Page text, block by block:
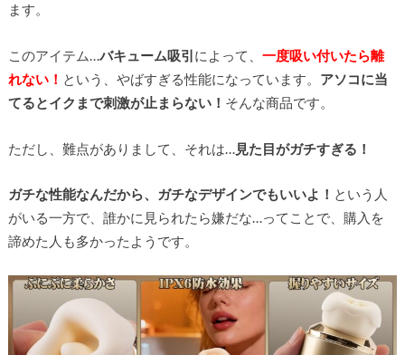
ます。
このアイテム…バキューム吸引によって、 一度吸い付いたら離
れない！ という、やばすぎる性能になっています。 アソコに当
てるとイクまで刺激が止まらない！ そんな商品です。
ただし、難点がありまして、それは… 見た目がガチすぎる！
ガチな性能なんだから、ガチなデザインでもいいよ！ という人
がいる一方で、誰かに見られたら嫌だな…ってことで、購入を
諦めた人も多かったようです。